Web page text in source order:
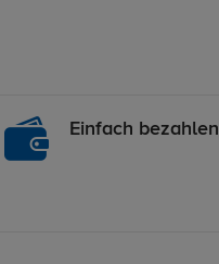
Einfach bezahlen